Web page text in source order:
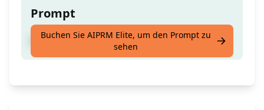
Prompt
Erhalte Typografie Layouts für Deine Texte
Buchen Sie AIPRM Elite, um den Prompt zu
sehen